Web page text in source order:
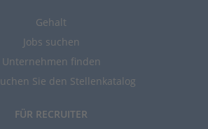
Gehalt
Jobs suchen
Unternehmen finden
Sie den Stellenkatalog
FÜR RECRUITER